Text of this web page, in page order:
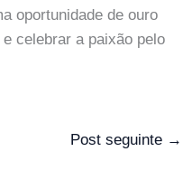
oportunidade de ouro
celebrar a paixão pelo
Post seguinte →